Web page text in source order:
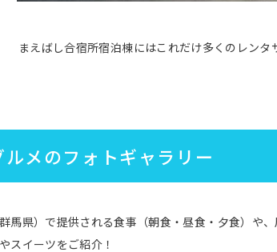
まえばし合宿所宿泊棟にはこれだけ多くのレンタ
メのフォトギャラリー
馬県）で提供される食事（朝食・昼食・夕食）や
スイーツをご紹介！